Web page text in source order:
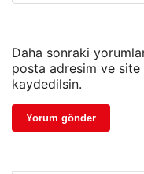
Daha sonraki
posta adresim ve site
kaydedilsin.